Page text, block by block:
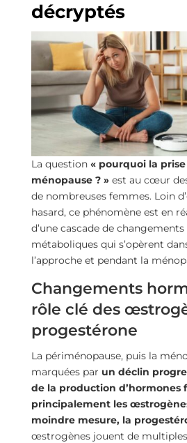
décryptés
La question « pourquoi la
ménopause ? » est au cœur
de nombreuses femmes. Loin
hasard, ce phénomène est en
d’une cascade de
métaboliques qui s’opèrent
l’approche et pendant la
Changements
rôle clé des
progestérone
La périménopause, puis la
marquées par un déclin
de la production d’hormones
principalement les
moindre mesure, la
œstrogènes jouent de